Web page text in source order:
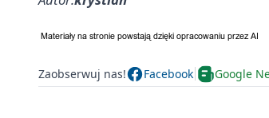
Zaobserwuj nas! Facebook Google